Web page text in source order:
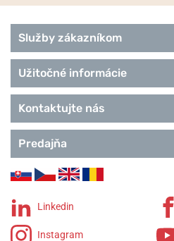
Služby zákazníkom
Užitočné informácie
Kontaktujte nás
Predajňa
Linkedin
Instagram